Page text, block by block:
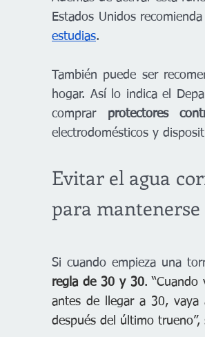
Estados Unidos recomienda
estudias.
También puede ser
hogar. Así lo indica el
comprar protectores
electrodomésticos y
Evitar el agua
para
Si cuando empieza una
regla de 30 y 30. “Cuando
antes de llegar a 30, vaya
después del último trueno”,